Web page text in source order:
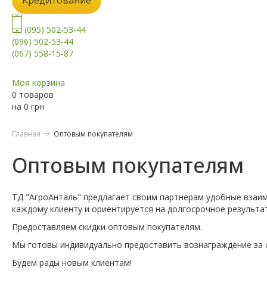
(095) 502-53-44
(096) 502-53-44
(067) 558-15-87
Моя корзина
0 товаров
на 0 грн
Главная Оптовым покупателям
Оптовым покупателям
ТД "АгроАнталь" предлагает своим партнерам удобные
каждому клиенту и ориентируется на долгосрочное
Предоставляем скидки оптовым покупателям.
Мы готовы индивидуально предоставить вознаграждение
Будем рады новым клиентам!